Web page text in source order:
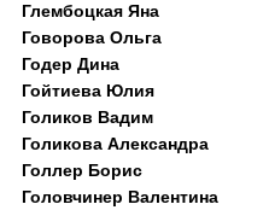
Глембоцкая Яна
Говорова Ольга
Годер Дина
Гойтиева Юлия
Голиков Вадим
Голикова Александра
Голлер Борис
Головчинер Валентина